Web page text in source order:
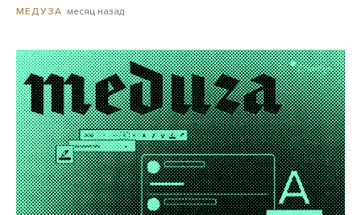
МЕДУЗА месяц назад